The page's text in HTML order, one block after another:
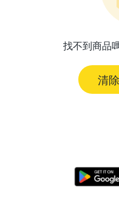
找不到商品
清